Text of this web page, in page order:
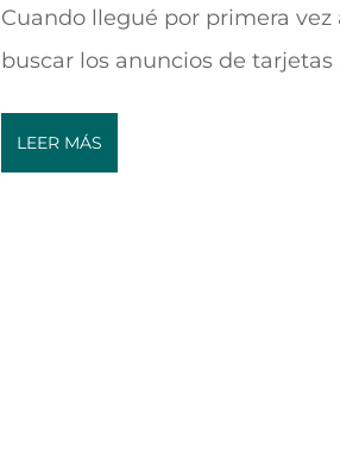
Cuando llegué por primera vez
buscar los anuncios de tarjetas
LEER MÁS